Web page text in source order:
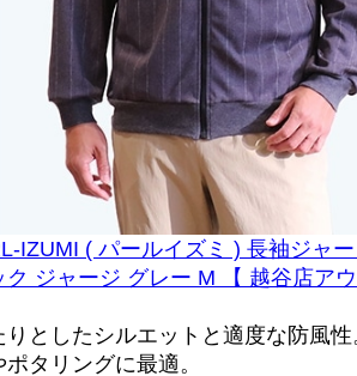
IZUMI ( パールイズミ ) 長袖ジャ
ク ジャージ グレー M 【 越谷店ア
りとしたシルエットと適度な防風
タリングに最適。